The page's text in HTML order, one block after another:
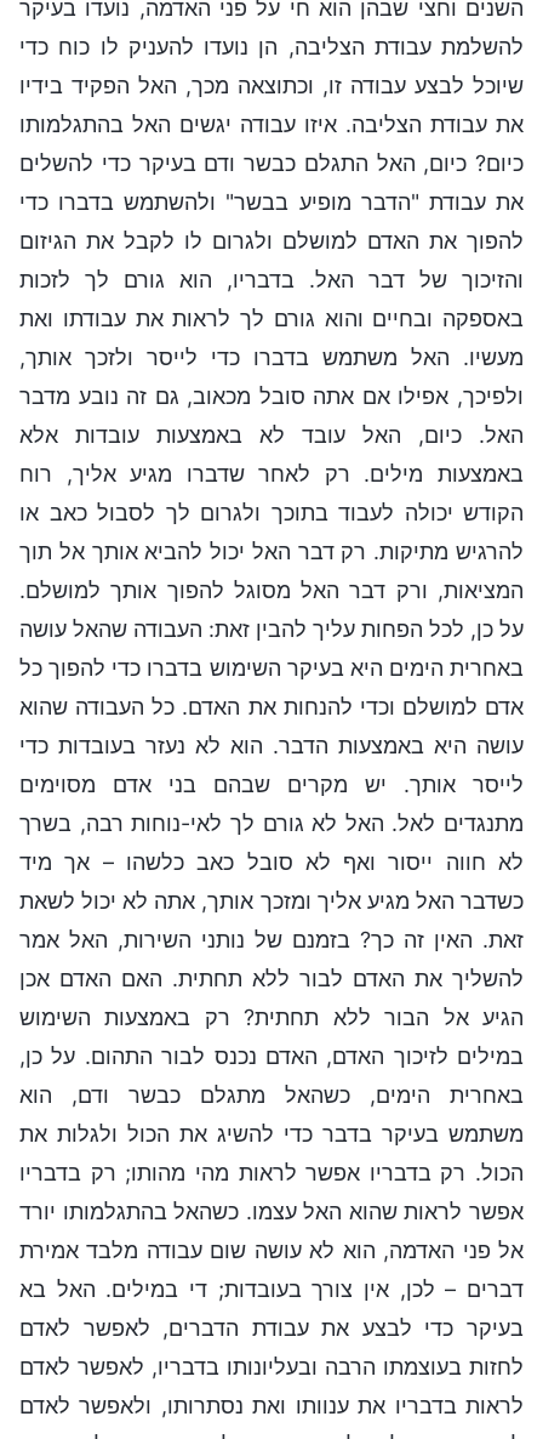
השנים וחצי שבהן הוא חי על פני האדמה, נועדו בעיקר
להשלמת עבודת הצליבה, הן נועדו להעניק לו כוח כדי
שיוכל לבצע עבודה זו, וכתוצאה מכך, האל הפקיד בידיו
את עבודת הצליבה. איזו עבודה יגשים האל בהתגלמותו
כיום? כיום, האל התגלם כבשר ודם בעיקר כדי להשלים
את עבודת "הדבר מופיע בבשר" ולהשתמש בדברו כדי
להפוך את האדם למושלם ולגרום לו לקבל את הגיזום
והזיכוך של דבר האל. בדבריו, הוא גורם לך לזכות
באספקה ובחיים והוא גורם לך לראות את עבודתו ואת
מעשיו. האל משתמש בדברו כדי לייסר ולזכך אותך,
ולפיכך, אפילו אם אתה סובל מכאוב, גם זה נובע מדבר
האל. כיום, האל עובד לא באמצעות עובדות אלא
באמצעות מילים. רק לאחר שדברו מגיע אליך, רוח
הקודש יכולה לעבוד בתוכך ולגרום לך לסבול כאב או
להרגיש מתיקות. רק דבר האל יכול להביא אותך אל תוך
המציאות, ורק דבר האל מסוגל להפוך אותך למושלם.
על כן, לכל הפחות עליך להבין זאת: העבודה שהאל עושה
באחרית הימים היא בעיקר השימוש בדברו כדי להפוך כל
אדם למושלם וכדי להנחות את האדם. כל העבודה שהוא
עושה היא באמצעות הדבר. הוא לא נעזר בעובדות כדי
לייסר אותך. יש מקרים שבהם בני אדם מסוימים
מתנגדים לאל. האל לא גורם לך לאי-נוחות רבה, בשרך
לא חווה ייסור ואף לא סובל כאב כלשהו – אך מיד
כשדבר האל מגיע אליך ומזכך אותך, אתה לא יכול לשאת
זאת. האין זה כך? בזמנם של נותני השירות, האל אמר
להשליך את האדם לבור ללא תחתית. האם האדם אכן
הגיע אל הבור ללא תחתית? רק באמצעות השימוש
במילים לזיכוך האדם, האדם נכנס לבור התהום. על כן,
באחרית הימים, כשהאל מתגלם כבשר ודם, הוא
משתמש בעיקר בדבר כדי להשיג את הכול ולגלות את
הכול. רק בדבריו אפשר לראות מהי מהותו; רק בדבריו
אפשר לראות שהוא האל עצמו. כשהאל בהתגלמותו יורד
אל פני האדמה, הוא לא עושה שום עבודה מלבד אמירת
דברים – לכן, אין צורך בעובדות; די במילים. האל בא
בעיקר כדי לבצע את עבודת הדברים, לאפשר לאדם
לחזות בעוצמתו הרבה ובעליונותו בדבריו, לאפשר לאדם
לראות בדבריו את ענוותו ואת נסתרותו, ולאפשר לאדם